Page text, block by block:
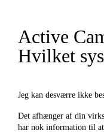
Active
Hvilket
Jeg kan desværre ikke
Det afhænger af din
har nok information til at